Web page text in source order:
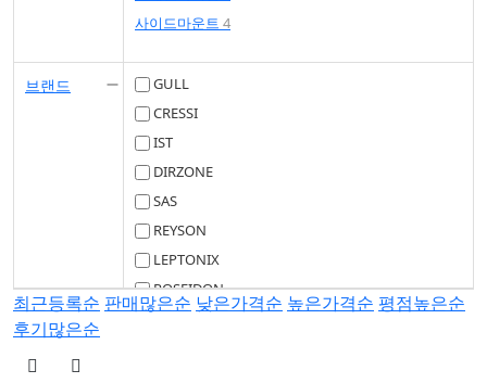
사이드마운트 4
브랜드
GULL
CRESSI
IST
DIRZONE
SAS
REYSON
LEPTONIX
POSEIDON
BDK
최근등록순 판매많은순 낮은가격순 높은가격순 평점높은순
후기많은순